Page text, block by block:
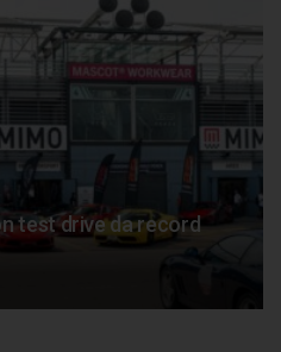
test drive da record